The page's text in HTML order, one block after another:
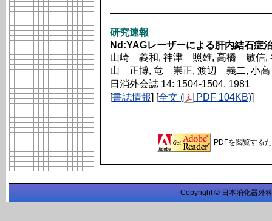
研究速報
Nd:YAGレーザーによる肝内結石症
山崎 義和, 神津 照雄, 高橋 敏信
山 正博, 竜 崇正, 渡辺 義二, 小
日消外会誌 14: 1504-1504, 1981
[書誌情報] [全文 ( PDF 104KB)]
PDFを閲覧する
Copyright © 日本消化器外